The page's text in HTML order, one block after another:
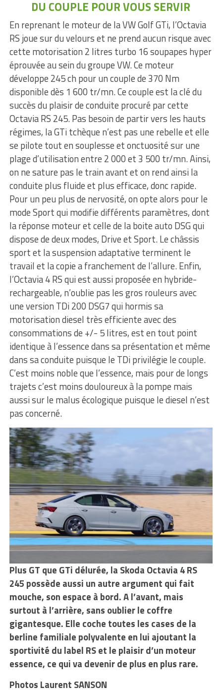
DU COUPLE POUR VOUS SERVIR
En reprenant le moteur de la VW Golf GTi, l’Octavia
RS joue sur du velours et ne prend aucun risque avec
cette motorisation 2 litres turbo 16 soupapes hyper
éprouvée au sein du groupe VW. Ce moteur
développe 245 ch pour un couple de 370 Nm
disponible dès 1 600 tr/mn. Ce couple est la clé du
succès du plaisir de conduite procuré par cette
Octavia RS 245. Pas besoin de partir vers les hauts
régimes, la GTi tchèque n’est pas une rebelle et elle
se pilote tout en souplesse et onctuosité sur une
plage d’utilisation entre 2 000 et 3 500 tr/mn. Ainsi,
on ne sature pas le train avant et on rend ainsi la
conduite plus fluide et plus efficace, donc rapide.
Pour un peu plus de nervosité, on opte alors pour le
mode Sport qui modifie différents paramètres, dont
la réponse moteur et celle de la boite auto DSG qui
dispose de deux modes, Drive et Sport. Le châssis
sport et la suspension adaptative terminent le
travail et la copie a franchement de l’allure. Enfin,
l’Octavia 4 RS qui est aussi proposée en hybride-
rechargeable, n’oublie pas les gros rouleurs avec
une version TDi 200 DSG7 qui hormis sa
motorisation diesel très efficiente avec des
consommations de +/- 5 litres, est en tout point
identique à l’essence dans sa présentation et même
dans sa conduite puisque le TDi privilégie le couple.
C’est moins noble que l’essence, mais pour de longs
trajets c’est moins douloureux à la pompe mais
aussi sur le malus écologique puisque le diesel n’est
pas concerné.
Plus GT que GTi délurée, la Skoda Octavia 4 RS
245 possède aussi un autre argument qui fait
mouche, son espace à bord. A l’avant, mais
surtout à l’arrière, sans oublier le coffre
gigantesque. Elle coche toutes les cases de la
berline familiale polyvalente en lui ajoutant la
sportivité du label RS et le plaisir d’un moteur
essence, ce qui va devenir de plus en plus rare.
Photos Laurent SANSON